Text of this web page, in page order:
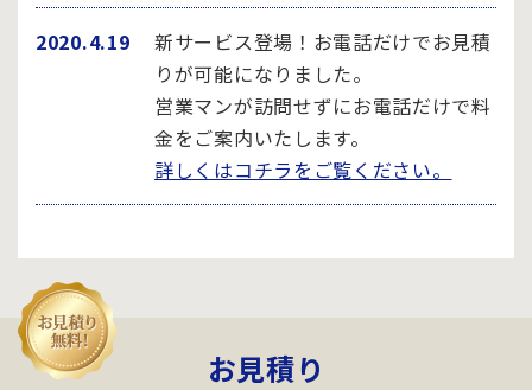
2020.4.19
新サービス登場！お電話だけでお見積
りが可能になりました。
営業マンが訪問せずにお電話だけで料
金をご案内いたします。
詳しくはコチラをご覧ください。
お見積り